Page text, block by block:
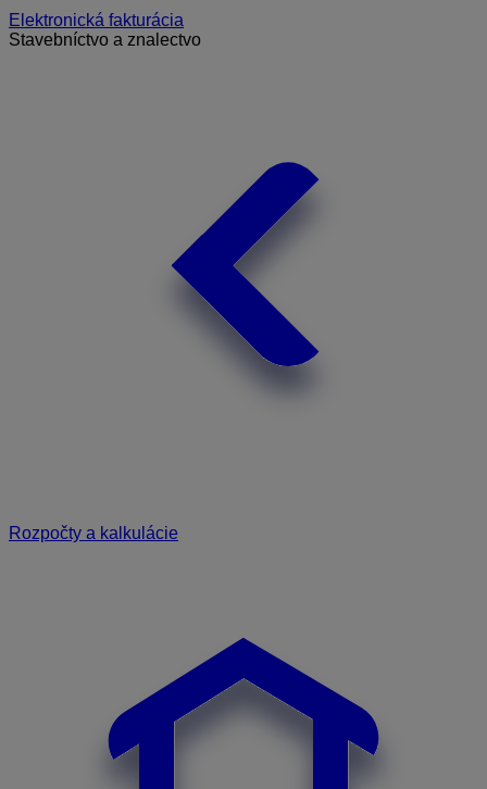
Elektronická fakturácia
Stavebníctvo a znalectvo
Rozpočty a kalkulácie